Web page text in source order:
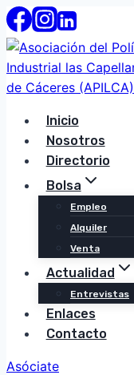
Saltar
al
contenido
Inicio
Nosotros
Directorio
Bolsa
Empleo
Alquiler
Venta
Actualidad
Entrevistas
Enlaces
Contacto
Asóciate